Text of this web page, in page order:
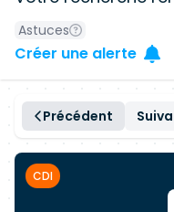
Astuces
Créer une alerte
Précédent
CDI